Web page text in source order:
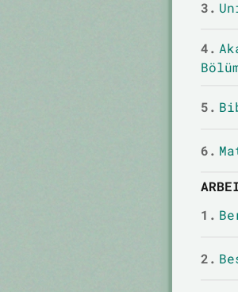
3.
4.
5.
6.
1.
2.